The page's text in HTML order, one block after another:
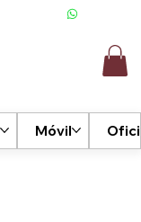
Móvil